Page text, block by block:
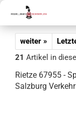
weiter »
21 Artikel in
Rietze 67955 -
Salzburg